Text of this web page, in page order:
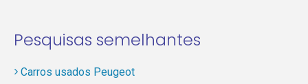
Pesquisas semelhantes
Carros usados Peugeot